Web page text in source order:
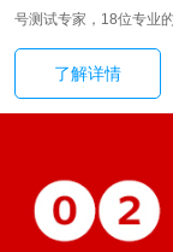
号测试专家，18位专业
了解详情